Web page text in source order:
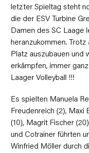
letzter Spieltag steht
die der ESV Turbine
Damen des SC Laage
heranzukommen.
Platz auszubauen und
erkämpfen, immer
Laager Volleyball !!!
Es spielten Manuela
Freudenreich (2), Maxi
(10), Magrit Fischer
und Cotrainer führten
Winfried Möller durch